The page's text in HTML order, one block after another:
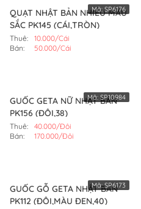
QUẠT NHẬT BẢN NHIỀU MÀU
SẮC PK145 (CÁI,TRÒN)
Thuê:
10.000/Cái
Bán:
50.000/Cái
Mã:SP6176
GUỐC GETA NỮ NHẬT BẢN
PK156 (ĐÔI,38)
Thuê:
40.000/Đôi
Bán:
170.000/Đôi
Mã: SP10984
GUỐC GỖ GETA NHẬT BẢN
PK112 (ĐÔI,MÀU ĐEN,40)
Mã:SP6173